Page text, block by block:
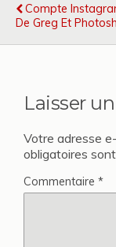
Compte
De Greg Et
Laisser
Votre adresse
obligatoires
Commentaire *